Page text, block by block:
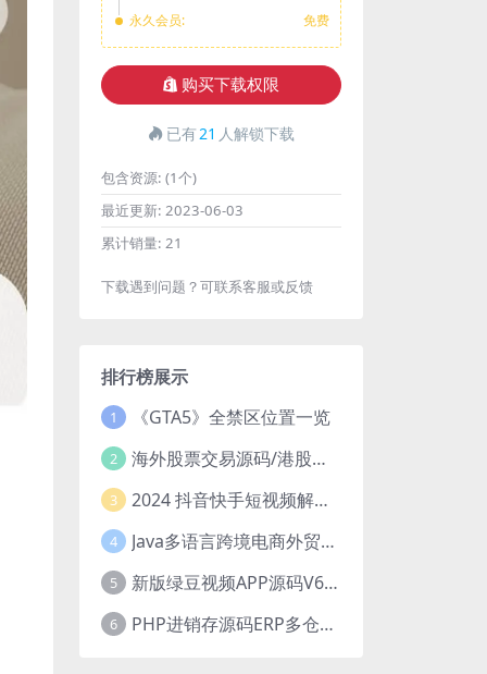
永久会员: 免费
购买下载权限
已有21 人解锁下载
包含资源: (1个)
最近更新: 2023-06-03
累计销量: 21
下载遇到问题？可联系客服或反馈
排行榜展示
1 《GTA5》全禁区位置一览
2 海外股票交易源码/港股泰股/美股源码/印度股源码/马拉西亚股票源码/国际股票配资
3 2024 抖音快手短视频解析去水印php源码
4 Java多语言跨境电商外贸商城TikToKshop内嵌商城I商家入驻I一键铺
5 新版绿豆视频APP源码V6.6 免授权插件版
6 PHP进销存源码ERP多仓库管理系统 手机版进销存 php网络版进销存小程序